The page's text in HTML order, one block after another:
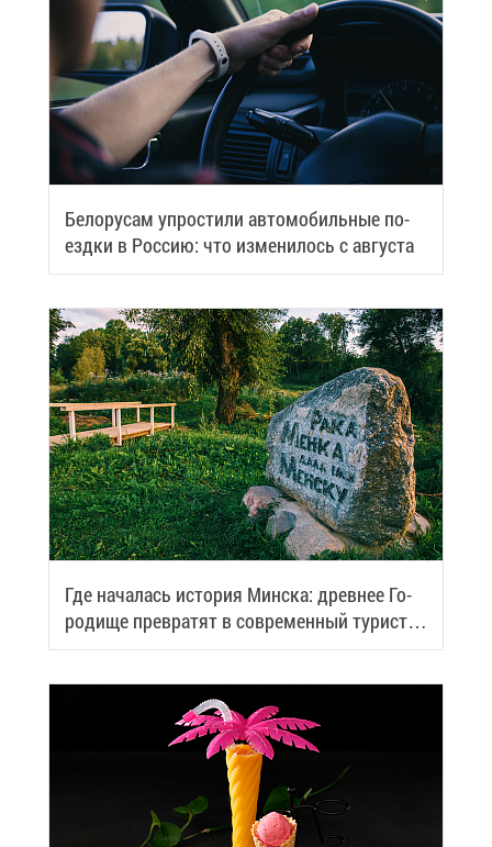
Бе­ло­ру­сам упро­сти­ли ав­то­мо­биль­ные по­
езд­ки в Рос­сию: что из­ме­ни­лось с ав­гу­ста
Где на­ча­лась ис­то­рия Мин­ска: древ­нее Го­
ро­ди­ще пре­вра­тят в со­вре­мен­ный ту­ри­сти­
че­ский центр